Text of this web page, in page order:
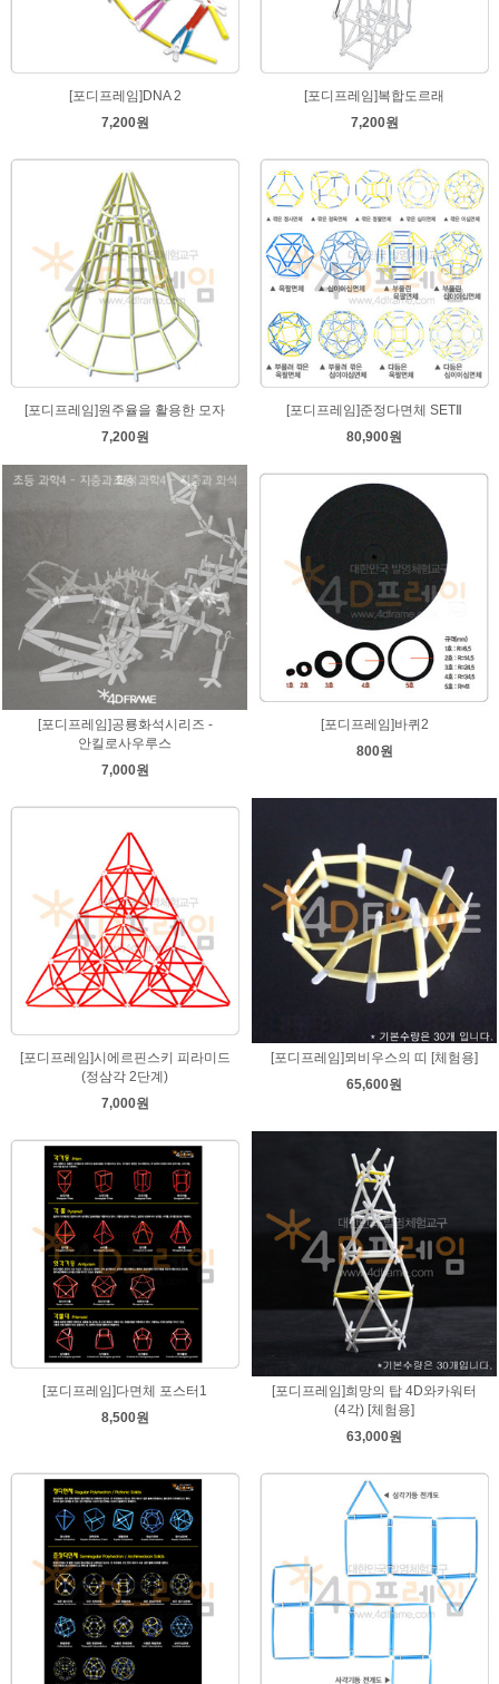
[포디프레임]DNA 2
7,200원
[포디프레임]복합도르래
7,200원
[포디프레임]원주율을 활용한 모자
7,200원
[포디프레임]준정다면체 SETⅡ
80,900원
[포디프레임]공룡화석시리즈 -
안킬로사우루스
7,000원
[포디프레임]바퀴2
800원
[포디프레임]시에르핀스키 피라미드
(정삼각 2단계)
7,000원
[포디프레임]뫼비우스의 띠 [체험용]
65,600원
[포디프레임]다면체 포스터1
8,500원
[포디프레임]희망의 탑 4D와카워터
(4각) [체험용]
63,000원